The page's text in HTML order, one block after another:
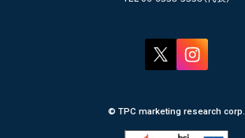
© TPC marketing research corp.